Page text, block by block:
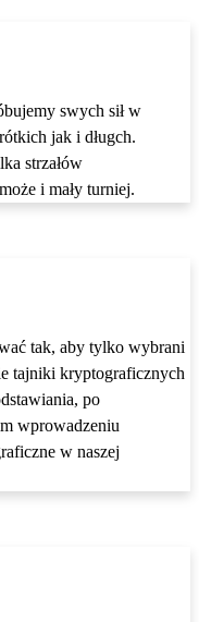
swych sił w
jak i długch.
strzałów
i mały turniej.
tak, aby tylko wybrani
tajniki kryptograficznych
po
wprowadzeniu
w naszej